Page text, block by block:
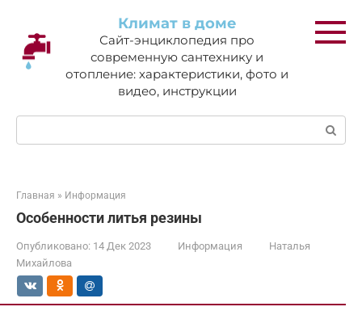
контенту
Климат в доме
Сайт-энциклопедия про
современную сантехнику и
отопление: характеристики, фото и
видео, инструкции
Поиск:
Главная » Информация
Особенности литья резины
Опубликовано: 14 Дек 2023 Информация
Наталья
Михайлова